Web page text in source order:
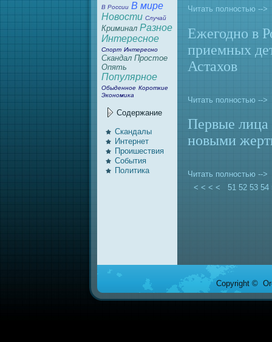
В России В мире
Новости Случай
Криминaл Разное
Интересное
Спорт Интересно
Скандал Простое
Опять
Популярное
Обыденное Короткие
Экономика
Содержание
Скандалы
Интернeт
Проишествия
События
Политика
Читать полностью -->
Ежегодно в
приемных
Астахов
Читать полностью -->
Первые
новыми
Читать полностью -->
< < < <
51 52 53 54
Copyright ©